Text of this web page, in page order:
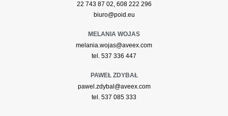
22 743 87 02, 608 222 296
biuro@poid.eu
MELANIA WOJAS
melania.wojas@aveex.com
tel. 537 336 447
PAWEŁ ZDYBAŁ
pawel.zdybal@aveex.com
tel. 537 085 333